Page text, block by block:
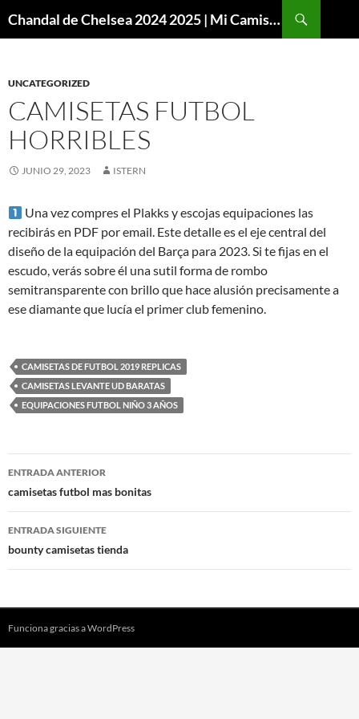
Chandal de Chelsea 2024 2025 | Mi Camiseta Futbol
UNCATEGORIZED
CAMISETAS FUTBOL
HORRIBLES
JUNIO 29, 2023 ISTERN
Una vez compres el Plakks y escojas equipaciones las
recibirás en PDF por email. Este detalle es el eje central del
diseño de la equipación del Barça para 2023. Si te fijas en el
escudo, verás sobre él una sutil forma de rombo
semitransparente con brillo que hace alusión precisamente a
ese diamante que lucía el primer club femenino.
CAMISETAS DE FUTBOL 2019 REPLICAS
CAMISETAS LEVANTE UD BARATAS
EQUIPACIONES FUTBOL NIÑO 3 AÑOS
Navegación
de
entradas
ENTRADA ANTERIOR
camisetas futbol mas bonitas
ENTRADA SIGUIENTE
bounty camisetas tienda
Funciona gracias a WordPress